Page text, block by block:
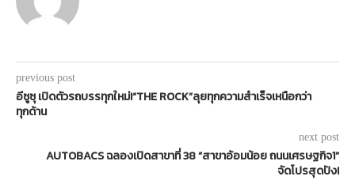
previous post
อีซูซุ เปิดตัวรถบรรทุกใหม่!“THE ROCK”ลุยทุกความสำเร็จเหนือกว่า
ทุกด้าน
next post
AUTOBACS ฉลองเปิดสาขาที่ 38 “สาขาอ้อมน้อย ถนนเศรษฐกิจ1”
จัดโปรสุดปัง!